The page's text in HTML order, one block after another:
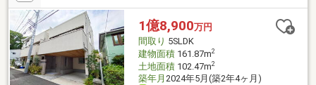
区立下北沢小学校 徒歩8分(約600m)・セブンイレブン世田谷羽根
木店 徒歩3分(約180m)■ ご希望の住まい探しをお手伝いします
━━━━━・・・物件の詳細・ご相談はお気軽にお問い合わせく
ださい。
1億8,900万円
間取り 5SLDK
建物面積161.87m2
土地面積102.47m2
築年月 2024年5月(築2年4ヶ月)